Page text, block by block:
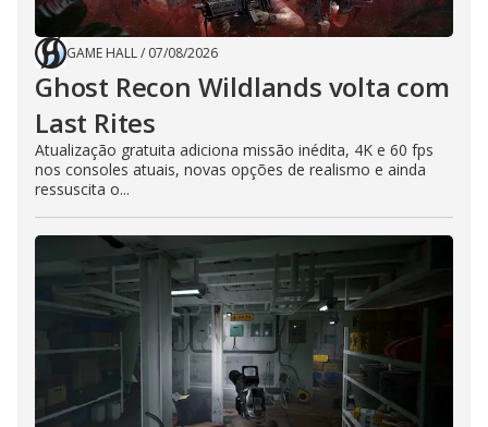
GAME HALL/ 07/08/2026
Ghost Recon Wildlands volta com
Last Rites
Atualização gratuita adiciona missão inédita, 4K e 60 fps
nos consoles atuais, novas opções de realismo e ainda
ressuscita o...